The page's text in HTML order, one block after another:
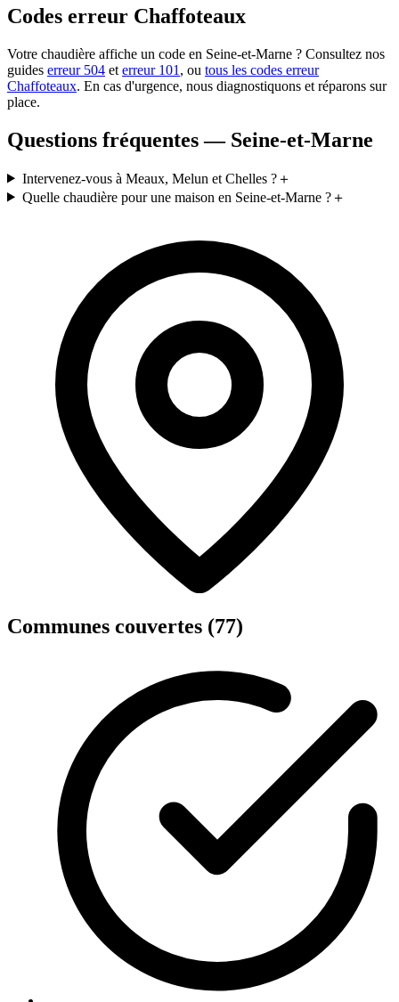
Codes erreur Chaffoteaux
Votre chaudière affiche un code en Seine-et-Marne ? Consultez nos
guides erreur 504 et erreur 101 , ou tous les codes erreur
Chaffoteaux. En cas d'urgence, nous diagnostiquons et réparons sur
place.
Questions fréquentes — Seine-et-Marne
Intervenez-vous à Meaux, Melun et Chelles ?＋
Quelle chaudière pour une maison en Seine-et-Marne ?＋
Communes couvertes (77)